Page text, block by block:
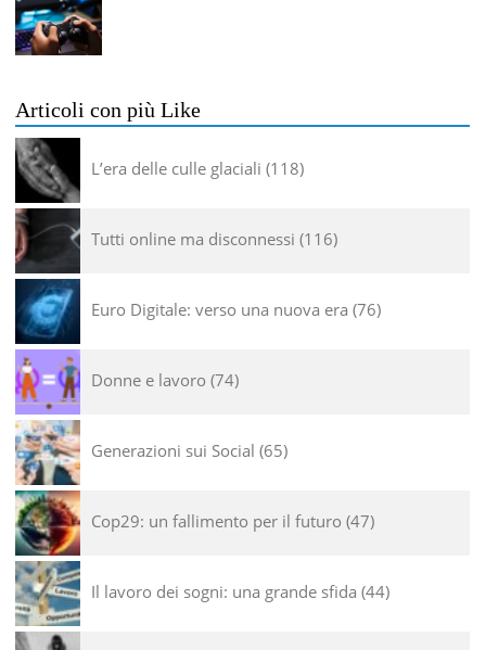
Articoli con più Like
L’era delle culle glaciali 118
Tutti online ma disconnessi 116
Euro Digitale: verso una nuova era 76
Donne e lavoro 74
Generazioni sui Social 65
Cop29: un fallimento per il futuro 47
Il lavoro dei sogni: una grande sfida 44